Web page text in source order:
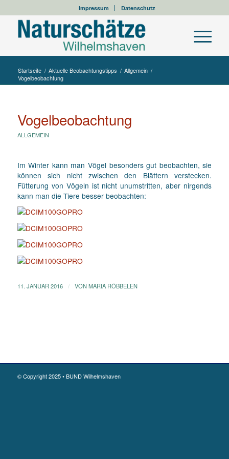
Impressum Datenschutz
Startseite / Aktuelle Beobachtungstipps / Allgemein /
Vogelbeobachtung
Vogelbeobachtung
ALLGEMEIN
Im Winter kann man Vögel besonders gut beobachten, sie
können sich nicht zwischen den Blättern verstecken.
Fütterung von Vögeln ist nicht unumstritten, aber nirgends
kann man die Tiere besser beobachten:
11. JANUAR 2016 / VONMARIA RÖBBELEN
© Copyright 2025 • BUND Wilhelmshaven